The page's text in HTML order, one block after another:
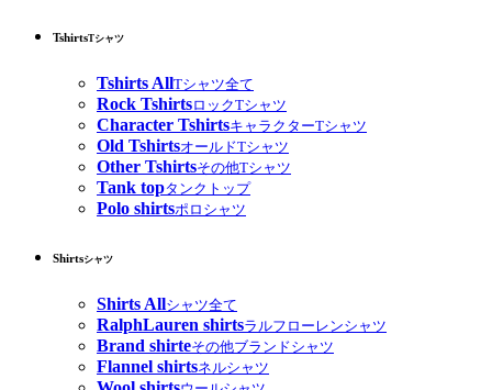
TshirtsTシャツ
Tshirts AllTシャツ全て
Rock TshirtsロックTシャツ
Character TshirtsキャラクターTシャツ
Old TshirtsオールドTシャツ
Other Tshirtsその他Tシャツ
Tank topタンクトップ
Polo shirtsポロシャツ
Shirtsシャツ
Shirts Allシャツ全て
RalphLauren shirtsラルフローレンシャツ
Brand shirteその他ブランドシャツ
Flannel shirtsネルシャツ